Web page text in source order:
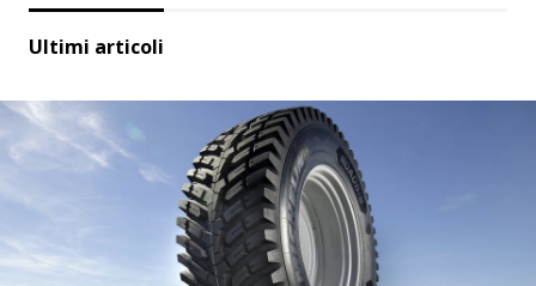
Ultimi articoli